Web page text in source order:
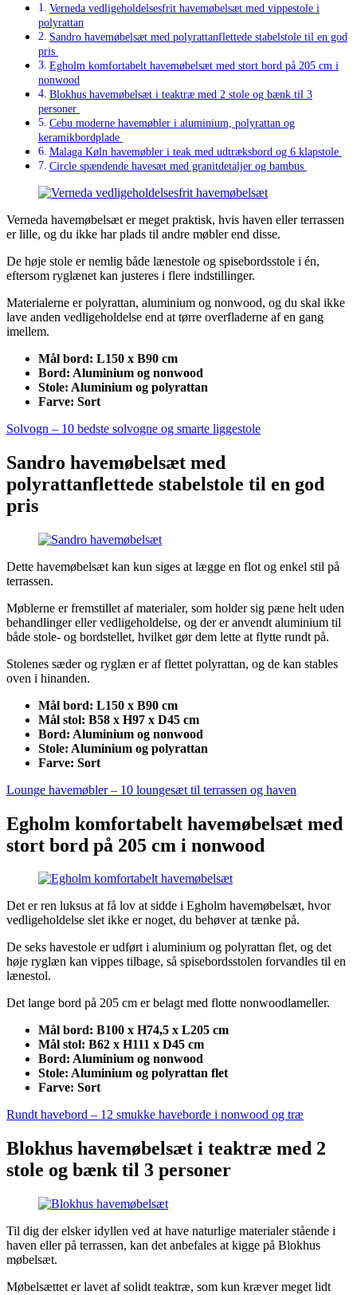
Verneda vedligeholdelsesfrit havemøbelsæt med vippestole i
polyrattan
Sandro havemøbelsæt med polyrattanflettede stabelstole til en god
pris
Egholm komfortabelt havemøbelsæt med stort bord på 205 cm i
nonwood
Blokhus havemøbelsæt i teaktræ med 2 stole og bænk til 3
personer
Cebu moderne havemøbler i aluminium, polyrattan og
keramikbordplade
Malaga Køln havemøbler i teak med udtræksbord og 6 klapstole
Circle spændende havesæt med granitdetaljer og bambus
Verneda havemøbelsæt er meget praktisk, hvis haven eller terrassen
er lille, og du ikke har plads til andre møbler end disse.
De høje stole er nemlig både lænestole og spisebordsstole i én,
eftersom ryglænet kan justeres i flere indstillinger.
Materialerne er polyrattan, aluminium og nonwood, og du skal ikke
lave anden vedligeholdelse end at tørre overfladerne af en gang
imellem.
Mål bord: L150 x B90 cm
Bord: Aluminium og nonwood
Stole: Aluminium og polyrattan
Farve: Sort
Solvogn – 10 bedste solvogne og smarte liggestole
Sandro havemøbelsæt med
polyrattanflettede stabelstole til en god
pris
Dette havemøbelsæt kan kun siges at lægge en flot og enkel stil på
terrassen.
Møblerne er fremstillet af materialer, som holder sig pæne helt uden
behandlinger eller vedligeholdelse, og der er anvendt aluminium til
både stole- og bordstellet, hvilket gør dem lette at flytte rundt på.
Stolenes sæder og ryglæn er af flettet polyrattan, og de kan stables
oven i hinanden.
Mål bord: L150 x B90 cm
Mål stol: B58 x H97 x D45 cm
Bord: Aluminium og nonwood
Stole: Aluminium og polyrattan
Farve: Sort
Lounge havemøbler – 10 loungesæt til terrassen og haven
Egholm komfortabelt havemøbelsæt med
stort bord på 205 cm i nonwood
Det er ren luksus at få lov at sidde i Egholm havemøbelsæt, hvor
vedligeholdelse slet ikke er noget, du behøver at tænke på.
De seks havestole er udført i aluminium og polyrattan flet, og det
høje ryglæn kan vippes tilbage, så spisebordsstolen forvandles til en
lænestol.
Det lange bord på 205 cm er belagt med flotte nonwoodlameller.
Mål bord: B100 x H74,5 x L205 cm
Mål stol: B62 x H111 x D45 cm
Bord: Aluminium og nonwood
Stole: Aluminium og polyrattan flet
Farve: Sort
Rundt havebord – 12 smukke haveborde i nonwood og træ
Blokhus havemøbelsæt i teaktræ med 2
stole og bænk til 3 personer
Til dig der elsker idyllen ved at have naturlige materialer stående i
haven eller på terrassen, kan det anbefales at kigge på Blokhus
møbelsæt.
Møbelsættet er lavet af solidt teaktræ, som kun kræver meget lidt